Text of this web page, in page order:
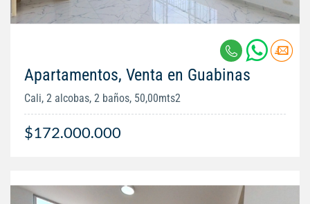
Apartamentos, Venta en Guabinas
Cali, 2 alcobas, 2 baños, 50,00mts2
$172.000.000